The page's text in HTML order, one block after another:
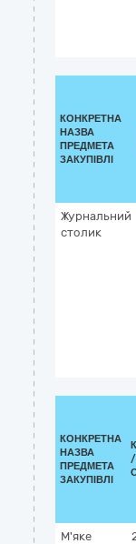
КОНКРЕТНА
НАЗВА
ПРЕДМЕТА
ЗАКУПІВЛІ
Журнальний
столик
КОНКРЕТНА
НАЗВА
ПРЕДМЕТА
ЗАКУПІВЛІ
/
М'яке